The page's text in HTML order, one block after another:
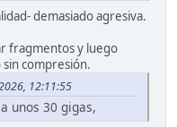
demasiado agresiva.
fragmentos y luego
compresión.
12:11:55
unos 30 gigas,